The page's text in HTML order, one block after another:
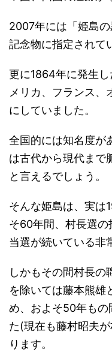
2007年には「姫島
記念物に指定されて
更に1864年に発生
メリカ、フランス、
にしていました。
全国的には知名度が
は古代から現代まで
と言えるでしょう。
そんな姫島は、実は
そ60年間、村長選の
当選が続いている非
しかもその間村長の
を除いては藤本熊雄
め、およそ50年もの
た(現在も藤村昭夫
ります。